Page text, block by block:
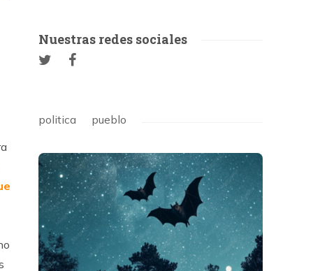
Nuestras redes sociales
politica pueblo